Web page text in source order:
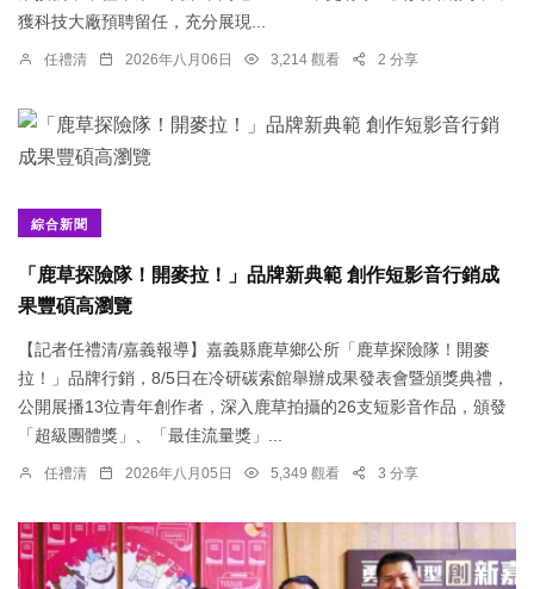
獲科技大廠預聘留任，充分展現...
任禮清 2026年八月06日 3,214 觀看 2 分享
綜合新聞
「鹿草探險隊！開麥拉！」品牌新典範 創作短影音行銷成
果豐碩高瀏覽
【記者任禮清/嘉義報導】嘉義縣鹿草鄉公所「鹿草探險隊！開麥
拉！」品牌行銷，8/5日在冷研碳索館舉辦成果發表會暨頒獎典禮，
公開展播13位青年創作者，深入鹿草拍攝的26支短影音作品，頒發
「超級團體獎」、「最佳流量獎」...
任禮清 2026年八月05日 5,349 觀看 3 分享